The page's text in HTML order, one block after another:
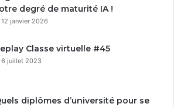
degré de maturité IA !
12 janvier 2026
Classe virtuelle #45
6 juillet 2023
diplômes d’université pour se